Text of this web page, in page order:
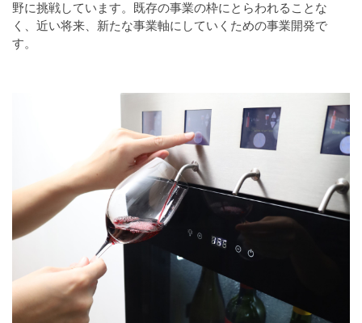
野に挑戦しています。既存の事業の枠にとらわれることな
く、近い将来、新たな事業軸にしていくための事業開発で
す。